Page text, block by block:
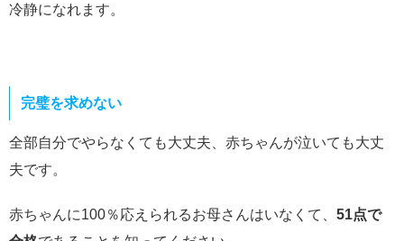
冷静になれます。
完璧を求めない
全部自分でやらなくても大丈夫、赤ちゃんが泣いても大丈
夫です。
赤ちゃんに100％応えられるお母さんはいなくて、 51点で